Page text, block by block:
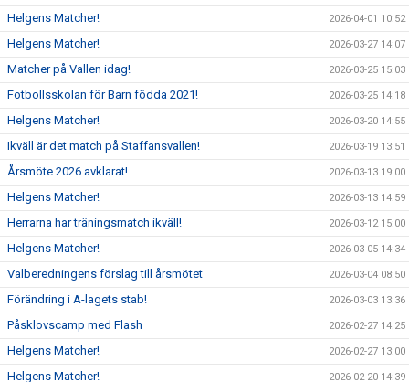
Helgens Matcher! 2026-04-01 10:52
Helgens Matcher! 2026-03-27 14:07
Matcher på Vallen idag! 2026-03-25 15:03
Fotbollsskolan för Barn födda 2021! 2026-03-25 14:18
Helgens Matcher! 2026-03-20 14:55
Ikväll är det match på Staffansvallen! 2026-03-19 13:51
Årsmöte 2026 avklarat! 2026-03-13 19:00
Helgens Matcher! 2026-03-13 14:59
Herrarna har träningsmatch ikväll! 2026-03-12 15:00
Helgens Matcher! 2026-03-05 14:34
Valberedningens förslag till årsmötet 2026-03-04 08:50
Förändring i A-lagets stab! 2026-03-03 13:36
Påsklovscamp med Flash 2026-02-27 14:25
Helgens Matcher! 2026-02-27 13:00
Helgens Matcher! 2026-02-20 14:39